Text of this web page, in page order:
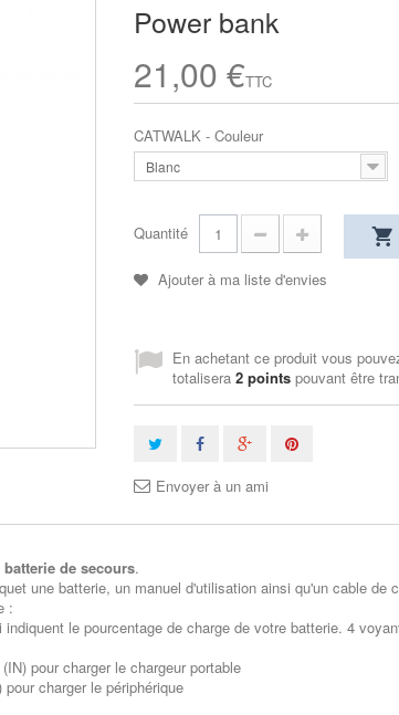
Power bank
21,00 €TTC
CATWALK - Couleur
Blanc
Quantité
Ajouter à ma liste d'envies
En achetant ce produit vous
totalisera 2 points pouvant être
Envoyer à un ami
batterie de secours.
une batterie, un manuel d'utilisation ainsi qu'un cable de
:
le pourcentage de charge de votre batterie. 4
pour charger le chargeur portable
charger le périphérique